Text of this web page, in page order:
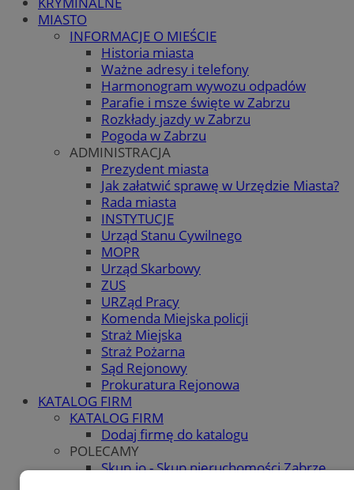
MIASTO
INFORMACJE O MIEŚCIE
Historia miasta
Ważne adresy i telefony
Harmonogram wywozu odpadów
Parafie i msze święte w Zabrzu
Rozkłady jazdy w Zabrzu
Pogoda w Zabrzu
ADMINISTRACJA
Prezydent miasta
Jak załatwić sprawę w Urzędzie Miasta?
Rada miasta
INSTYTUCJE
Urząd Stanu Cywilnego
MOPR
Urząd Skarbowy
ZUS
URZąd Pracy
Komenda Miejska policji
Straż Miejska
Straż Pożarna
Sąd Rejonowy
Prokuratura Rejonowa
KATALOG FIRM
KATALOG FIRM
Dodaj firmę do katalogu
POLECAMY
Skup.io - Skup nieruchomości Zabrze